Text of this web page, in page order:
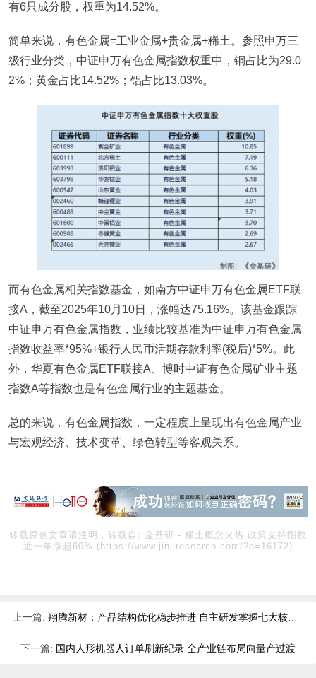
有6只成分股，权重为14.52%。
简单来说，有色金属=工业金属+贵金属+稀土。参照申万三
级行业分类，中证申万有色金属指数权重中，铜占比为29.0
2%；黄金占比14.52%；铝占比13.03%。
而有色金属相关指数基金，如南方中证申万有色金属ETF联
接A，截至2025年10月10日，涨幅达75.16%。该基金跟踪
中证申万有色金属指数，业绩比较基准为中证申万有色金属
指数收益率*95%+银行人民币活期存款利率(税后)*5%。此
外，华夏有色金属ETF联接A、博时中证有色金属矿业主题
指数A等指数也是有色金属行业的主题基金。
总的来说，有色金属指数，一定程度上呈现出有色金属产业
与宏观经济、技术变革、绿色转型等客观关系。
转载原创文章请注明，转载自: 金基研 - 稀土概念火热 政策支持指数
近一年涨超60% (https://www.jinjiresearch.com/?p=16172)
上一篇: 翔腾新材：产品结构优化稳步推进 自主研发掌握七大核心技术
下一篇: 国内人形机器人订单刷新纪录 全产业链布局向量产过渡